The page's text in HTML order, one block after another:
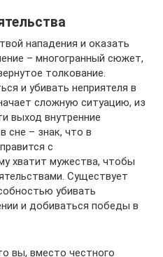
нападения и оказать
– многогранный сюжет,
толкование.
и убивать неприятеля в
сложную ситуацию, из
выход внутренние
сне – знак, что в
с
хватит мужества, чтобы
Существует
убивать
и добиваться победы в
вы, вместо честного